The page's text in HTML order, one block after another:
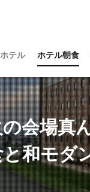
メ
ホテル ホテル朝食
会場真
和モダ